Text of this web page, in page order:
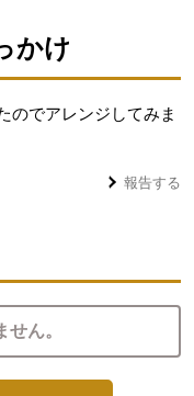
かけ
のでアレンジしてみま
報告する
ん。